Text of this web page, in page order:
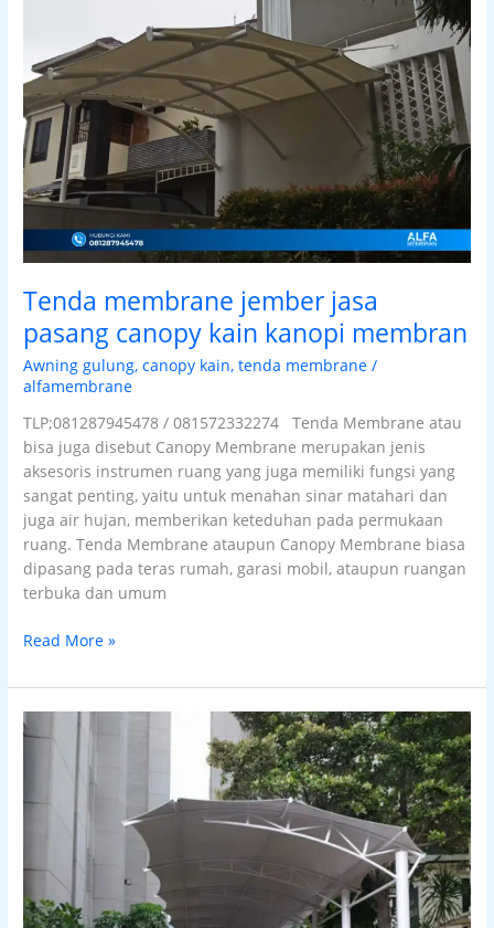
Tenda membrane jember jasa
pasang canopy kain kanopi membran
Awning gulung,canopy kain,tenda membrane /
alfamembrane
TLP;081287945478 / 081572332274 Tenda Membrane atau
bisa juga disebut Canopy Membrane merupakan jenis
aksesoris instrumen ruang yang juga memiliki fungsi yang
sangat penting, yaitu untuk menahan sinar matahari dan
juga air hujan, memberikan keteduhan pada permukaan
ruang. Tenda Membrane ataupun Canopy Membrane biasa
dipasang pada teras rumah, garasi mobil, ataupun ruangan
terbuka dan umum
canopy
kain
kanopi
membran
Read More »
tenda
membrane
pasang
canopy
kain
kanopi
membran